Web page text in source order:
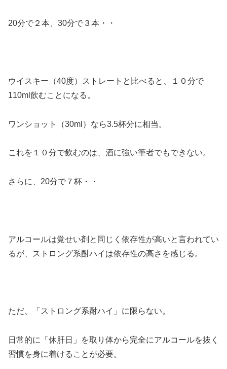
20分で２本、30分で３本・・
ウイスキー（40度）ストレートと比べると、１０分で
110ml飲むことになる。
ワンショット（30ml）なら3.5杯分に相当。
これを１０分で飲むのは、酒に強い筆者でもできない。
さらに、20分で７杯・・
アルコールは覚せい剤と同じく依存性が高いと言われてい
るが、ストロング系酎ハイは依存性の高さを感じる。
ただ、「ストロング系酎ハイ」に限らない。
日常的に「休肝日」を取り体から完全にアルコールを抜く
習慣を身に着けることが必要。